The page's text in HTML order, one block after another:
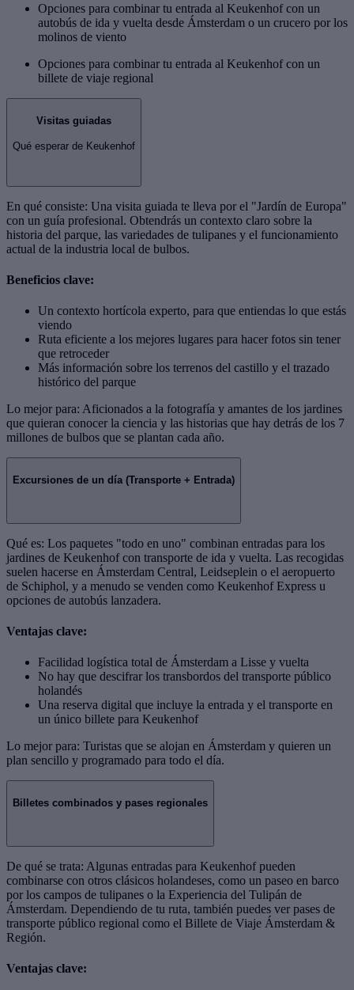
Opciones para combinar tu entrada al Keukenhof con un
autobús de ida y vuelta desde Ámsterdam o un crucero por los
molinos de viento
Opciones para combinar tu entrada al Keukenhof con un
billete de viaje regional
Visitas guiadas
Qué esperar de Keukenhof
En qué consiste: Una visita guiada te lleva por el "Jardín de Europa"
con un guía profesional. Obtendrás un contexto claro sobre la
historia del parque, las variedades de tulipanes y el funcionamiento
actual de la industria local de bulbos.
Beneficios clave:
Un contexto hortícola experto, para que entiendas lo que estás
viendo
Ruta eficiente a los mejores lugares para hacer fotos sin tener
que retroceder
Más información sobre los terrenos del castillo y el trazado
histórico del parque
Lo mejor para: Aficionados a la fotografía y amantes de los jardines
que quieran conocer la ciencia y las historias que hay detrás de los 7
millones de bulbos que se plantan cada año.
Excursiones de un día (Transporte + Entrada)
Qué es: Los paquetes "todo en uno" combinan entradas para los
jardines de Keukenhof con transporte de ida y vuelta. Las recogidas
suelen hacerse en Ámsterdam Central, Leidseplein o el aeropuerto
de Schiphol, y a menudo se venden como Keukenhof Express u
opciones de autobús lanzadera.
Ventajas clave:
Facilidad logística total de Ámsterdam a Lisse y vuelta
No hay que descifrar los transbordos del transporte público
holandés
Una reserva digital que incluye la entrada y el transporte en
un único billete para Keukenhof
Lo mejor para: Turistas que se alojan en Ámsterdam y quieren un
plan sencillo y programado para todo el día.
Billetes combinados y pases regionales
De qué se trata: Algunas entradas para Keukenhof pueden
combinarse con otros clásicos holandeses, como un paseo en barco
por los campos de tulipanes o la Experiencia del Tulipán de
Ámsterdam. Dependiendo de tu ruta, también puedes ver pases de
transporte público regional como el Billete de Viaje Ámsterdam &
Región.
Ventajas clave: